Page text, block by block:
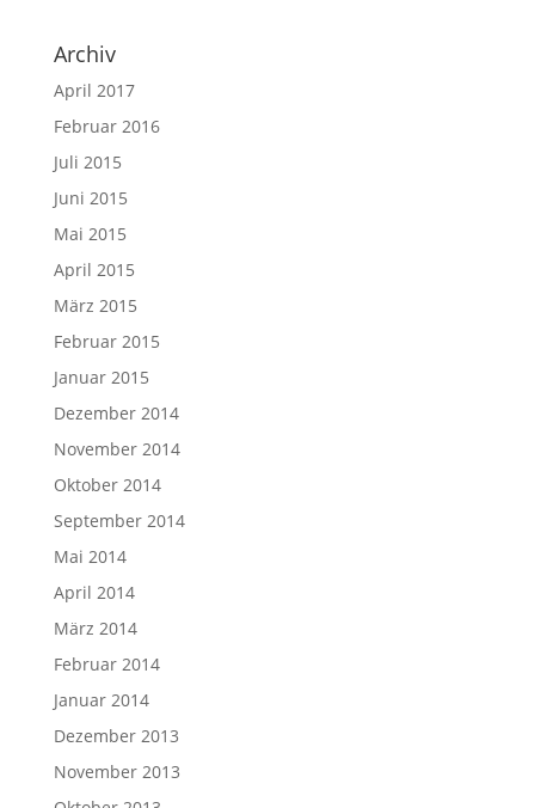
Archiv
April 2017
Februar 2016
Juli 2015
Juni 2015
Mai 2015
April 2015
März 2015
Februar 2015
Januar 2015
Dezember 2014
November 2014
Oktober 2014
September 2014
Mai 2014
April 2014
März 2014
Februar 2014
Januar 2014
Dezember 2013
November 2013